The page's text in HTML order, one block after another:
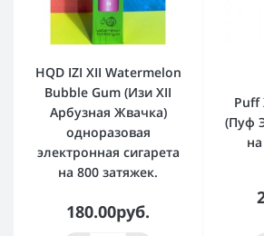
HQD IZI XII Watermelon
Bubble Gum (Изи XII
Арбузная Жвачка)
одноразовая
электронная сигарета
на 800 затяжек.
180.00руб.
Puff
(Пуф